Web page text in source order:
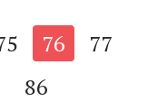
76
77
86